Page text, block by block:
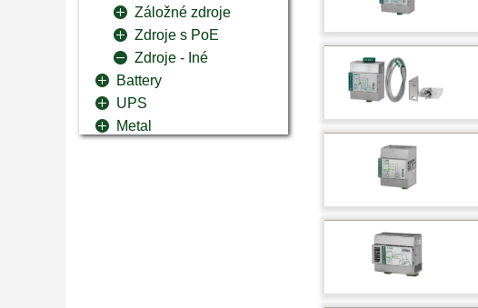
Záložné zdroje
Zdroje s PoE
Zdroje - Iné
Battery
UPS
Metal